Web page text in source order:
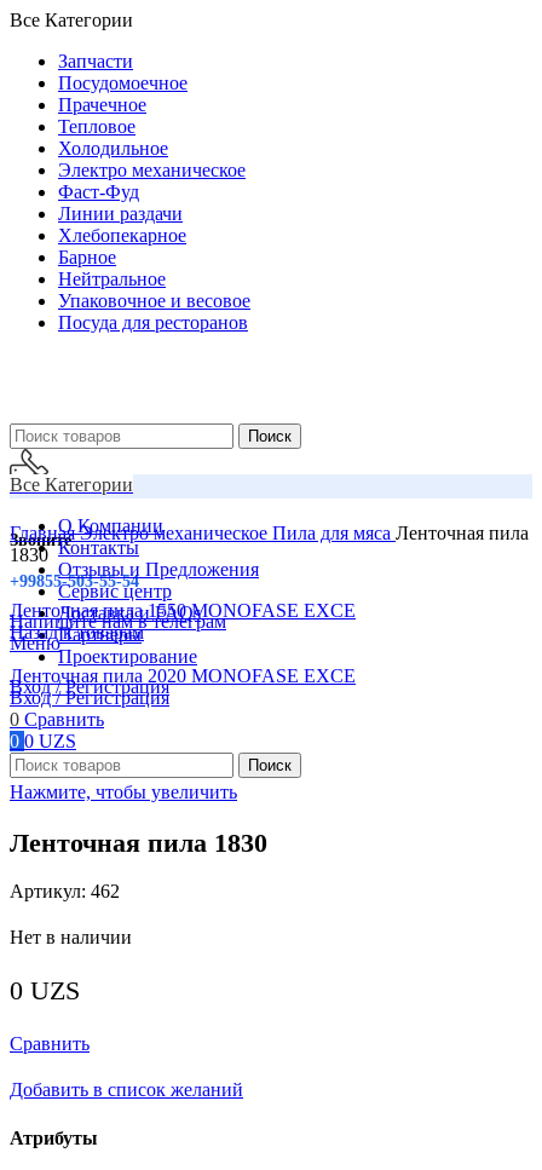
Все Категории
Запчасти
Посудомоечное
Прачечное
Тепловое
Холодильное
Электро механическое
Фаст-Фуд
Линии раздачи
Хлебопекарное
Барное
Нейтральное
Упаковочное и весовое
Посуда для ресторанов
Поиск
Звоните
+99855-503-55-54
Напишите нам в телеграм
Меню
Вход / Регистрация
Все Категории
О Компании
Контакты
Отзывы и Предложения
Сервис центр
Доставка и FAQs
Партнеры
Проектирование
Вход / Регистрация
0 Сравнить
0 0 UZS
Поиск
ГлавнаяЭлектро механическое Пила для мяса Ленточная пила
1830
Ленточная пила 1550 MONOFASE EXCE
Назад к товарам
Ленточная пила 2020 MONOFASE EXCE
Нажмите, чтобы увеличить
Ленточная пила 1830
Артикул: 462
Нет в наличии
0 UZS
Сравнить
Добавить в список желаний
Атрибуты